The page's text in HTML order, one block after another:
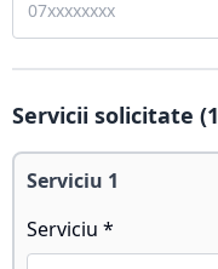
Servicii solicitate (1
Serviciu 1
Serviciu *